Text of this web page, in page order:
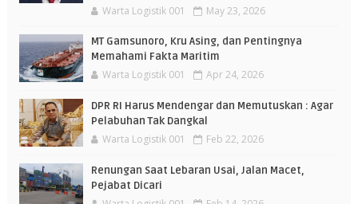
Warta Logistik 001 May 23, 2026
MT Gamsunoro, Kru Asing, dan Pentingnya
Memahami Fakta Maritim
Warta Logistik 001 Apr 24, 2026
DPR RI Harus Mendengar dan Memutuskan : Agar
Pelabuhan Tak Dangkal
Warta Logistik 001 Feb 22, 2026
Renungan Saat Lebaran Usai, Jalan Macet,
Pejabat Dicari